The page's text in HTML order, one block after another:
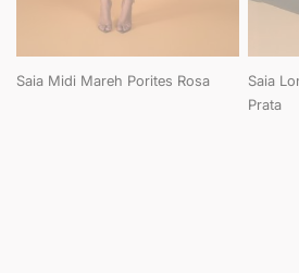
Saia Midi Mareh Porites Rosa
Saia
Prata